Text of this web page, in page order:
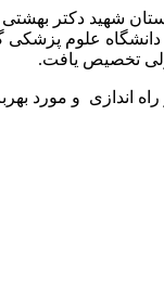
تخصیص یافت.
از سال ۱۳۹۵ در بخش